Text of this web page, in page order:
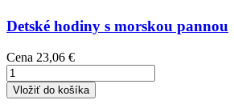
Detské hodiny s morskou pannou
Cena 23,06 €
Vložiť do košíka